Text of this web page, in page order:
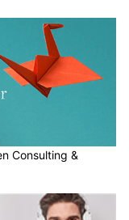
Consulting &